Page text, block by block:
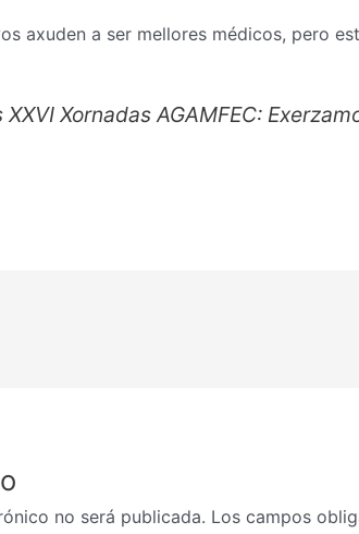
axuden a ser mellores médicos, pero
Xornadas AGAMFEC:
no será publicada. Los campos